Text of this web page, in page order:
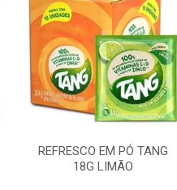
REFRESCO EM PÓ TANG
18G LIMÃO